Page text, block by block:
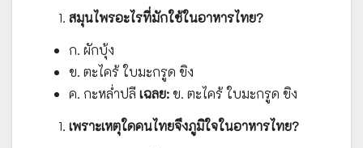
สมุนไพรอะไรที่มักใช้ในอาหารไทย?
ก. ผักบุ้ง
ข. ตะไคร้ ใบมะกรูด ขิง
ค. กะหล่ำปลี เฉลย:ข. ตะไคร้ ใบมะกรูด ขิง
เพราะเหตุใดคนไทยจึงภูมิใจในอาหารไทย?